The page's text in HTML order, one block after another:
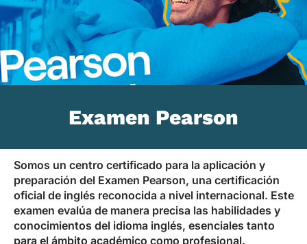
Examen Pearson
Somos un centro certificado para la aplicación y
preparación del Examen Pearson, una certificación
oficial de inglés reconocida a nivel internacional. Este
examen evalúa de manera precisa las habilidades y
conocimientos del idioma inglés, esenciales tanto
para el ámbito académico como profesional.